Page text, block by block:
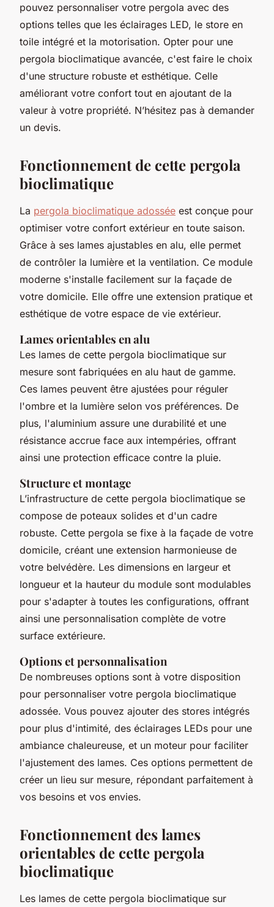
pouvez personnaliser votre pergola avec des
options telles que les éclairages LED, le store en
toile intégré et la motorisation. Opter pour une
pergola bioclimatique avancée, c'est faire le choix
d'une structure robuste et esthétique. Celle
améliorant votre confort tout en ajoutant de la
valeur à votre propriété. N’hésitez pas à demander
un devis.
Fonctionnement de cette pergola
bioclimatique
La pergola bioclimatique adossée est conçue pour
optimiser votre confort extérieur en toute saison.
Grâce à ses lames ajustables en alu, elle permet
de contrôler la lumière et la ventilation. Ce module
moderne s'installe facilement sur la façade de
votre domicile. Elle offre une extension pratique et
esthétique de votre espace de vie extérieur.
Lames orientables en alu
Les lames de cette pergola bioclimatique sur
mesure sont fabriquées en alu haut de gamme.
Ces lames peuvent être ajustées pour réguler
l'ombre et la lumière selon vos préférences. De
plus, l'aluminium assure une durabilité et une
résistance accrue face aux intempéries, offrant
ainsi une protection efficace contre la pluie.
Structure et montage
L’infrastructure de cette pergola bioclimatique se
compose de poteaux solides et d'un cadre
robuste. Cette pergola se fixe à la façade de votre
domicile, créant une extension harmonieuse de
votre belvédère. Les dimensions en largeur et
longueur et la hauteur du module sont modulables
pour s'adapter à toutes les configurations, offrant
ainsi une personnalisation complète de votre
surface extérieure.
Options et personnalisation
De nombreuses options sont à votre disposition
pour personnaliser votre pergola bioclimatique
adossée. Vous pouvez ajouter des stores intégrés
pour plus d'intimité, des éclairages LEDs pour une
ambiance chaleureuse, et un moteur pour faciliter
l'ajustement des lames. Ces options permettent de
créer un lieu sur mesure, répondant parfaitement à
vos besoins et vos envies.
Fonctionnement des lames
orientables de cette pergola
bioclimatique
Les lames de cette pergola bioclimatique sur